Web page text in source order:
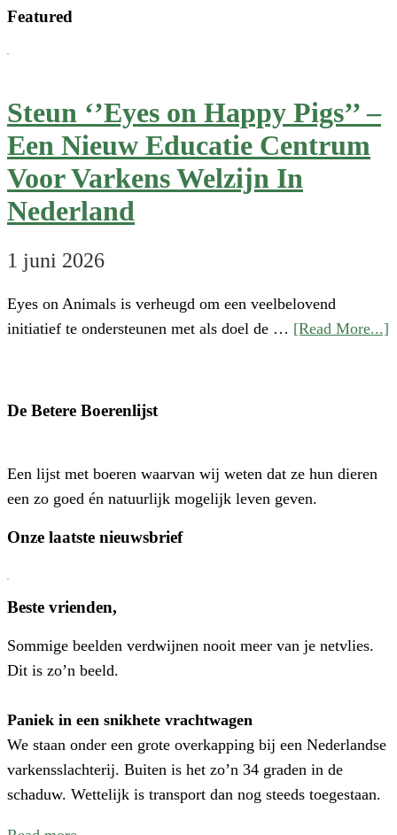
Featured
Steun ‘’Eyes on Happy Pigs’’ –
Een Nieuw Educatie Centrum
Voor Varkens Welzijn In
Nederland
1 juni 2026
Eyes on Animals is verheugd om een veelbelovend
initiatief te ondersteunen met als doel de … [Read More...]
De Betere Boerenlijst
Een lijst met boeren waarvan wij weten dat ze hun dieren
een zo goed én natuurlijk mogelijk leven geven.
Onze laatste nieuwsbrief
Beste vrienden,
Sommige beelden verdwijnen nooit meer van je netvlies.
Dit is zo’n beeld.
Paniek in een snikhete vrachtwagen
We staan onder een grote overkapping bij een Nederlandse
varkensslachterij. Buiten is het zo’n 34 graden in de
schaduw. Wettelijk is transport dan nog steeds toegestaan.